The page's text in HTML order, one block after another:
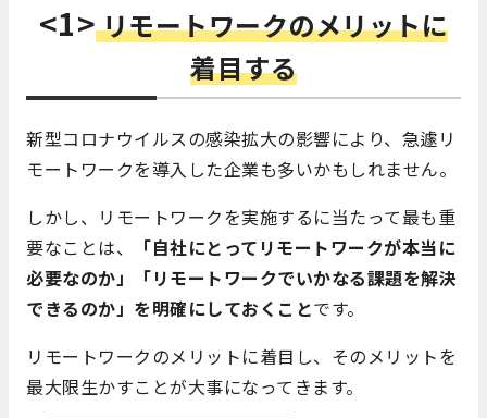
<1>リモートワークのメリットに
着目する
新型コロナウイルスの感染拡大の影響により、急遽リ
モートワークを導入した企業も多いかもしれません。
しかし、リモートワークを実施するに当たって最も重
要なことは、
「自社にとってリモートワークが本当に
必要なのか」「リモートワークでいかなる課題を解決
できるのか」を明確にしておくことです。
リモートワークのメリットに着目し、そのメリットを
最大限生かすことが大事になってきます。